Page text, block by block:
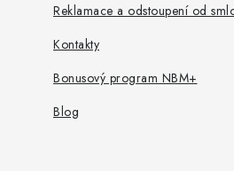
Reklamace a odstoupení od
Kontakty
Bonusový program NBM+
Blog